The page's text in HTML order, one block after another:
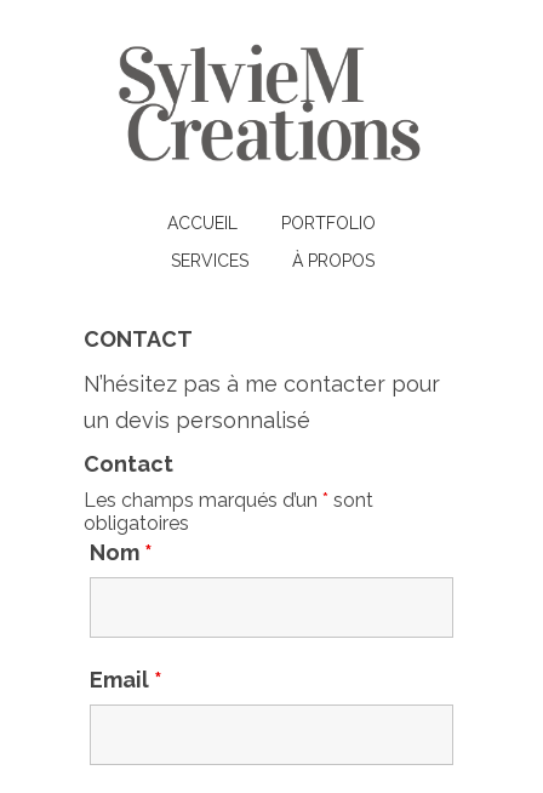
ACCUEIL
PORTFOLIO
SERVICES
À PROPOS
CONTACT
N’hésitez pas à me contacter pour
un devis personnalisé
Contact
Les champs marqués d’un * sont
obligatoires
Nom *
Email *